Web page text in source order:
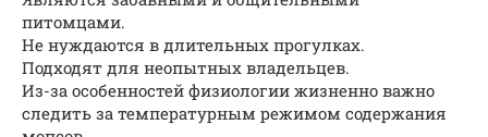
питомцами.
Не нуждаются в длительных прогулках.
Подходят для неопытных владельцев.
Из-за особенностей физиологии жизненно важно
следить за температурным режимом содержания